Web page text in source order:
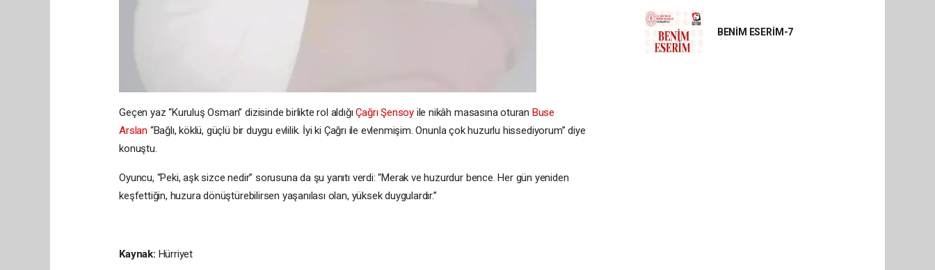
Geçen yaz “Kuruluş Osman” dizisinde birlikte rol aldığıÇağrı Şensoy ile nikâh masasına oturan Buse
Arslan “Bağlı, köklü, güçlü bir duygu evlilik. İyi ki Çağrı ile evlenmişim. Onunla çok huzurlu hissediyorum” diye
konuştu.
Oyuncu, “Peki, aşk sizce nedir” sorusuna da şu yanıtı verdi: “Merak ve huzurdur bence. Her gün yeniden
keşfettiğin, huzura dönüştürebilirsen yaşanılası olan, yüksek duygulardır.”
Kaynak: Hürriyet
BENİM ESERİM-7